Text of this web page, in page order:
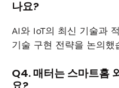
나요?
AI와 IoT의 최신 기술과
기술 구현 전략을 논의했
Q4. 매터는 스마트홈